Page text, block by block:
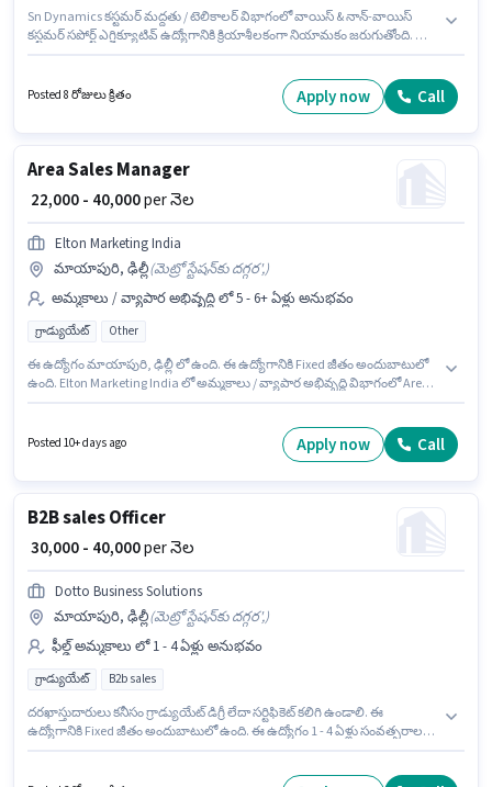
Sn Dynamics కస్టమర్ మద్దతు / టెలికాలర్ విభాగంలో వాయిస్ & నాన్-వాయిస్
కస్టమర్ సపోర్ట్ ఎగ్జిక్యూటివ్ ఉద్యోగానికి క్రియాశీలకంగా నియామకం జరుగుతోంది. ఈ
working ఉంటాయి. ఈ ఉద్యోగం 0 - 4 ఏళ్లు సంవత్సరాల అనుభవం ఉన్న వారికి
కోసం, నెల జీతం ₹29000 ఉంటుంది. ఈ ఉద్యోగానికి 10వ తరగతి లోపు అర్హత ఉన్న
Posted 8 రోజులు క్రితం Apply now Call
Area Sales Manager
₹ 22,000 - 40,000per నెల
Elton Marketing India
మాయాపురి, ఢిల్లీ(మెట్రో స్టేషన్‌కు దగ్గర',)
అమ్మకాలు / వ్యాపార అభివృద్ధి లో 5 - 6+ ఏళ్లు అనుభవం
గ్రాడ్యుయేట్ Other
ఈ ఉద్యోగం మాయాపురి, ఢిల్లీ లో ఉంది. ఈ ఉద్యోగానికి Fixed జీతం అందుబాటులో
ఉంది. Elton Marketing India లో అమ్మకాలు / వ్యాపార అభివృద్ధి విభాగంలో Area
దరఖాస్తుదారులు కనీసం గ్రాడ్యుయేట్ డిగ్రీ లేదా సర్టిఫికెట్ కలిగి ఉండాలి.
Posted 10+ days ago Apply now Call
B2B sales Officer
₹ 30,000 - 40,000per నెల
Dotto Business Solutions
మాయాపురి, ఢిల్లీ(మెట్రో స్టేషన్‌కు దగ్గర',)
ఫీల్డ్ అమ్మకాలు లో 1 - 4 ఏళ్లు అనుభవం
గ్రాడ్యుయేట్ B2b sales
దరఖాస్తుదారులు కనీసం గ్రాడ్యుయేట్ డిగ్రీ లేదా సర్టిఫికెట్ కలిగి ఉండాలి. ఈ
ఉద్యోగానికి Fixed జీతం అందుబాటులో ఉంది. ఈ ఉద్యోగం 1 - 4 ఏళ్లు సంవత్సరాల